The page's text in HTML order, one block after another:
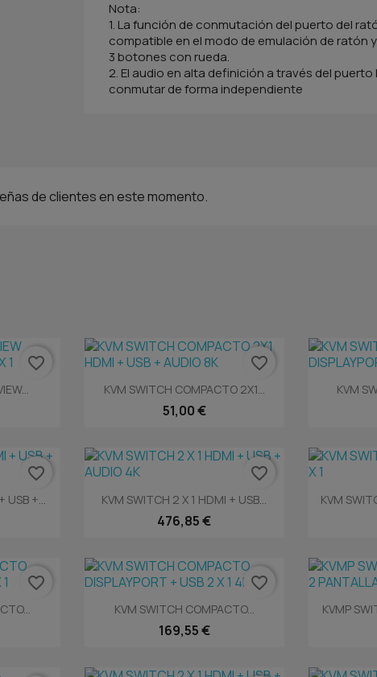
Nota:
1. La función de conmutación del puerto del
compatible en el modo de emulación de ratón
3 botones con rueda.
2. El audio en alta definición a través del puerto
conmutar de forma independiente
de clientes en este momento.
favorite_border
Vista rápida
KVM SWITCH COMPACTO 2X1...
51,00 €
favorite_border
KVM
+...
favorite_border
Vista rápida
KVM SWITCH 2 X 1 HDMI + USB...
476,85 €
favorite_border
KVM
favorite_border
Vista rápida
KVM SWITCH COMPACTO...
169,55 €
favorite_border
KVMP